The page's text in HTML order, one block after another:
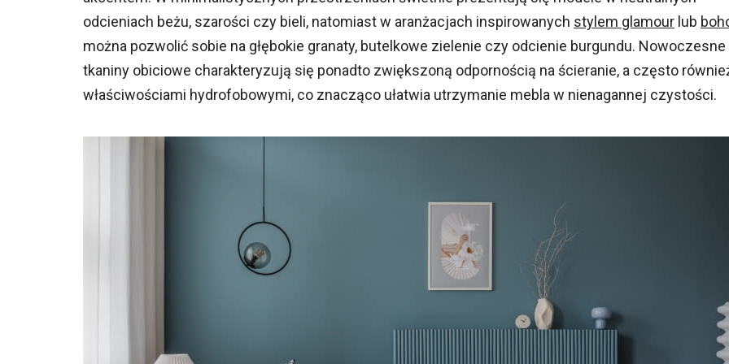
odcieniach beżu, szarości czy bieli, natomiast w aranżacjach inspirowanych stylem glamour lub
można pozwolić sobie na głębokie granaty, butelkowe zielenie czy odcienie burgundu. Nowoczesne
tkaniny obiciowe charakteryzują się ponadto zwiększoną odpornością na ścieranie, a często
właściwościami hydrofobowymi, co znacząco ułatwia utrzymanie mebla w nienagannej czystości.